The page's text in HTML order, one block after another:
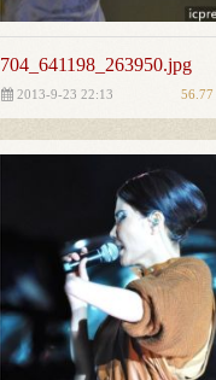
704_641198_263950.jpg
2013-9-23 22:13 56.77